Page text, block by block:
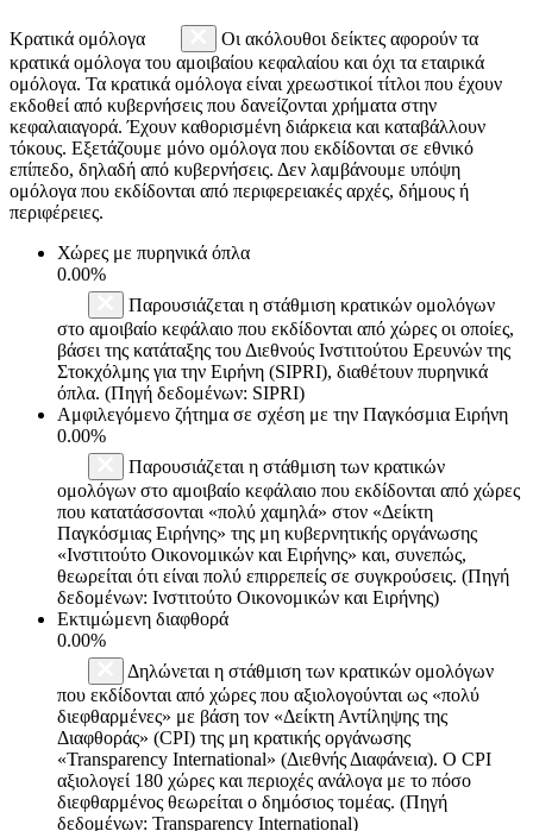
Κρατικά ομόλογα
Οι ακόλουθοι δείκτες αφορούν τα
κρατικά ομόλογα του αμοιβαίου κεφαλαίου και όχι τα εταιρικά
ομόλογα. Τα κρατικά ομόλογα είναι χρεωστικοί τίτλοι που έχουν
εκδοθεί από κυβερνήσεις που δανείζονται χρήματα στην
κεφαλαιαγορά. Έχουν καθορισμένη διάρκεια και καταβάλλουν
τόκους. Εξετάζουμε μόνο ομόλογα που εκδίδονται σε εθνικό
επίπεδο, δηλαδή από κυβερνήσεις. Δεν λαμβάνουμε υπόψη
ομόλογα που εκδίδονται από περιφερειακές αρχές, δήμους ή
περιφέρειες.
Χώρες με πυρηνικά όπλα
0.00%
Παρουσιάζεται η στάθμιση κρατικών ομολόγων
στο αμοιβαίο κεφάλαιο που εκδίδονται από χώρες οι οποίες,
βάσει της κατάταξης του Διεθνούς Ινστιτούτου Ερευνών της
Στοκχόλμης για την Ειρήνη (SIPRI), διαθέτουν πυρηνικά
όπλα. (Πηγή δεδομένων: SIPRI)
Αμφιλεγόμενο ζήτημα σε σχέση με την Παγκόσμια Ειρήνη
0.00%
Παρουσιάζεται η στάθμιση των κρατικών
ομολόγων στο αμοιβαίο κεφάλαιο που εκδίδονται από χώρες
που κατατάσσονται «πολύ χαμηλά» στον «Δείκτη
Παγκόσμιας Ειρήνης» της μη κυβερνητικής οργάνωσης
«Ινστιτούτο Οικονομικών και Ειρήνης» και, συνεπώς,
θεωρείται ότι είναι πολύ επιρρεπείς σε συγκρούσεις. (Πηγή
δεδομένων: Ινστιτούτο Οικονομικών και Ειρήνης)
Εκτιμώμενη διαφθορά
0.00%
Δηλώνεται η στάθμιση των κρατικών ομολόγων
που εκδίδονται από χώρες που αξιολογούνται ως «πολύ
διεφθαρμένες» με βάση τον «Δείκτη Αντίληψης της
Διαφθοράς» (CPI) της μη κρατικής οργάνωσης
«Transparency International» (Διεθνής Διαφάνεια). Ο CPI
αξιολογεί 180 χώρες και περιοχές ανάλογα με το πόσο
διεφθαρμένος θεωρείται ο δημόσιος τομέας. (Πηγή
δεδομένων: Transparency International)